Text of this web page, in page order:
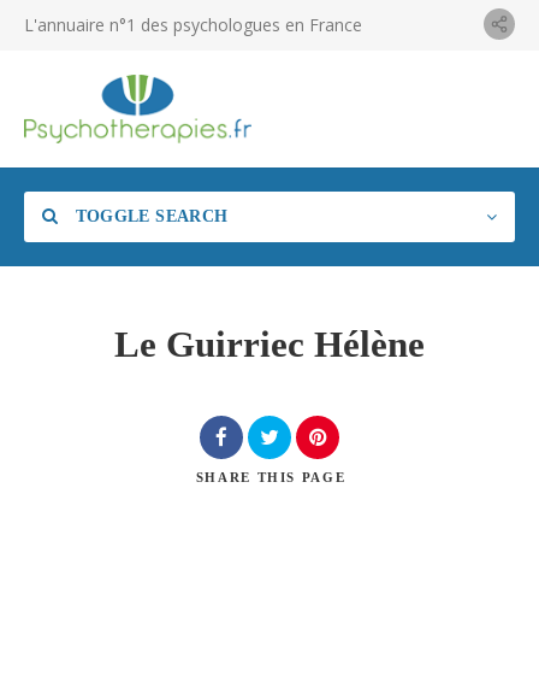
L'annuaire n°1 des psychologues en France
TOGGLE SEARCH
Le Guirriec Hélène
SHARE THIS PAGE